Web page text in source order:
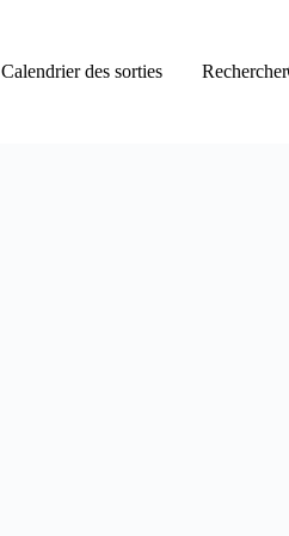
Calendrier des sorties Rechercher